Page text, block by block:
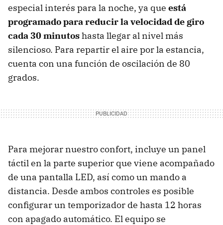
especial interés para la noche, ya que está
programado para reducir la velocidad de giro
cada 30 minutoshasta llegar al nivel más
silencioso. Para repartir el aire por la estancia,
cuenta con una función de oscilación de 80
grados.
Para mejorar nuestro confort, incluye un panel
táctil en la parte superior que viene acompañado
de una pantalla LED, así como un mando a
distancia. Desde ambos controles es posible
configurar un temporizador de hasta 12 horas
con apagado automático. El equipo se